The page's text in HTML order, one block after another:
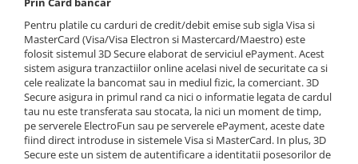
Pentru platile cu carduri de credit/debit emise sub sigla Visa si
MasterCard (Visa/Visa Electron si Mastercard/Maestro) este
folosit sistemul 3D Secure elaborat de serviciul ePayment. Acest
sistem asigura tranzactiilor online acelasi nivel de securitate ca si
cele realizate la bancomat sau in mediul fizic, la comerciant. 3D
Secure asigura in primul rand ca nici o informatie legata de cardul
tau nu este transferata sau stocata, la nici un moment de timp,
pe serverele ElectroFun sau pe serverele ePayment, aceste date
fiind direct introduse in sistemele Visa si MasterCard. In plus, 3D
Secure este un sistem de autentificare a identitatii posesorilor de